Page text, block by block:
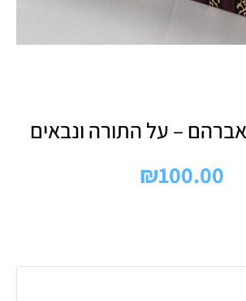
– על התורה ונבאים
₪100.00